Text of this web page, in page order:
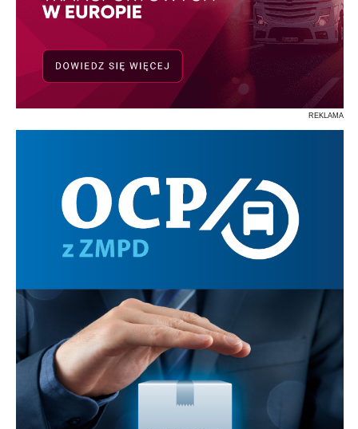
REKLAMA